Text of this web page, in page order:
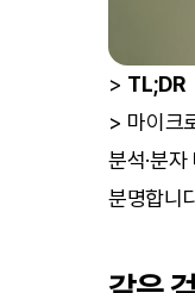
> TL;DR
> 마이크
분석·분
분명합니